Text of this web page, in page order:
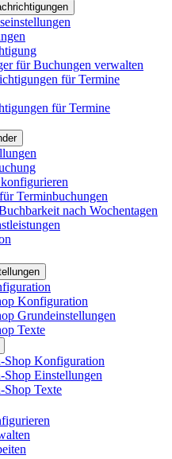
für Buchungen verwalten
für Termine
für Termine
Terminbuchungen
nach Wochentagen
Konfiguration
Grundeinstellungen
Texte
Shop Konfiguration
Shop Einstellungen
Shop Texte